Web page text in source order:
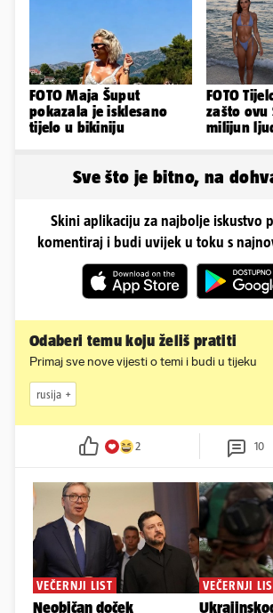
FOTO Maja Šuput
pokazala je isklesano
tijelo u bikiniju
FOTO
zašto
milijun
Sve što je bitno, na
Skini aplikaciju za najbolje iskustvo
komentiraj i budi uvijek u toku s
Odaberi temu koju želiš pratiti
Primaj sve nove vijesti o temi i budi u tijeku
rusija
2 10